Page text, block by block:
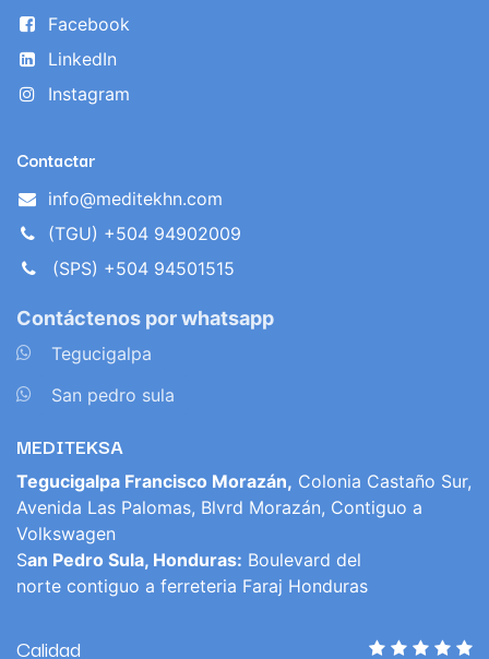
Facebook
LinkedIn
Instagram
Contactar
info@meditekhn.com
(TGU) +504 94902009
(SPS) +504 94501515
Contáctenos por whatsapp
Tegucigalpa
San pedro sula
MEDITEKSA
Tegucigalpa Francisco Morazán, Colonia Castaño Sur,
Avenida Las Palomas, Blvrd Morazán, Contiguo a
Volkswagen
San Pedro Sula, Honduras: Boulevard del
norte contiguo a ferreteria Faraj Honduras
Calidad